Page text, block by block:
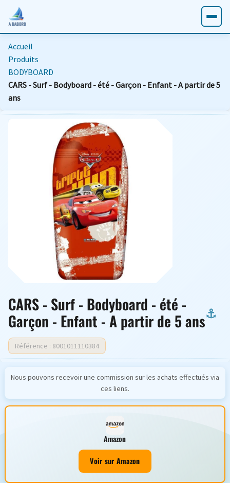
Accueil
Produits
BODYBOARD
CARS - Surf - Bodyboard - été - Garçon - Enfant - A partir de 5
ans
CARS - Surf - Bodyboard - été -
Garçon - Enfant - A partir de 5 ans
Référence : 8001011110384
Nous pouvons recevoir une commission sur les achats effectués via
ces liens.
Amazon
Voir sur Amazon